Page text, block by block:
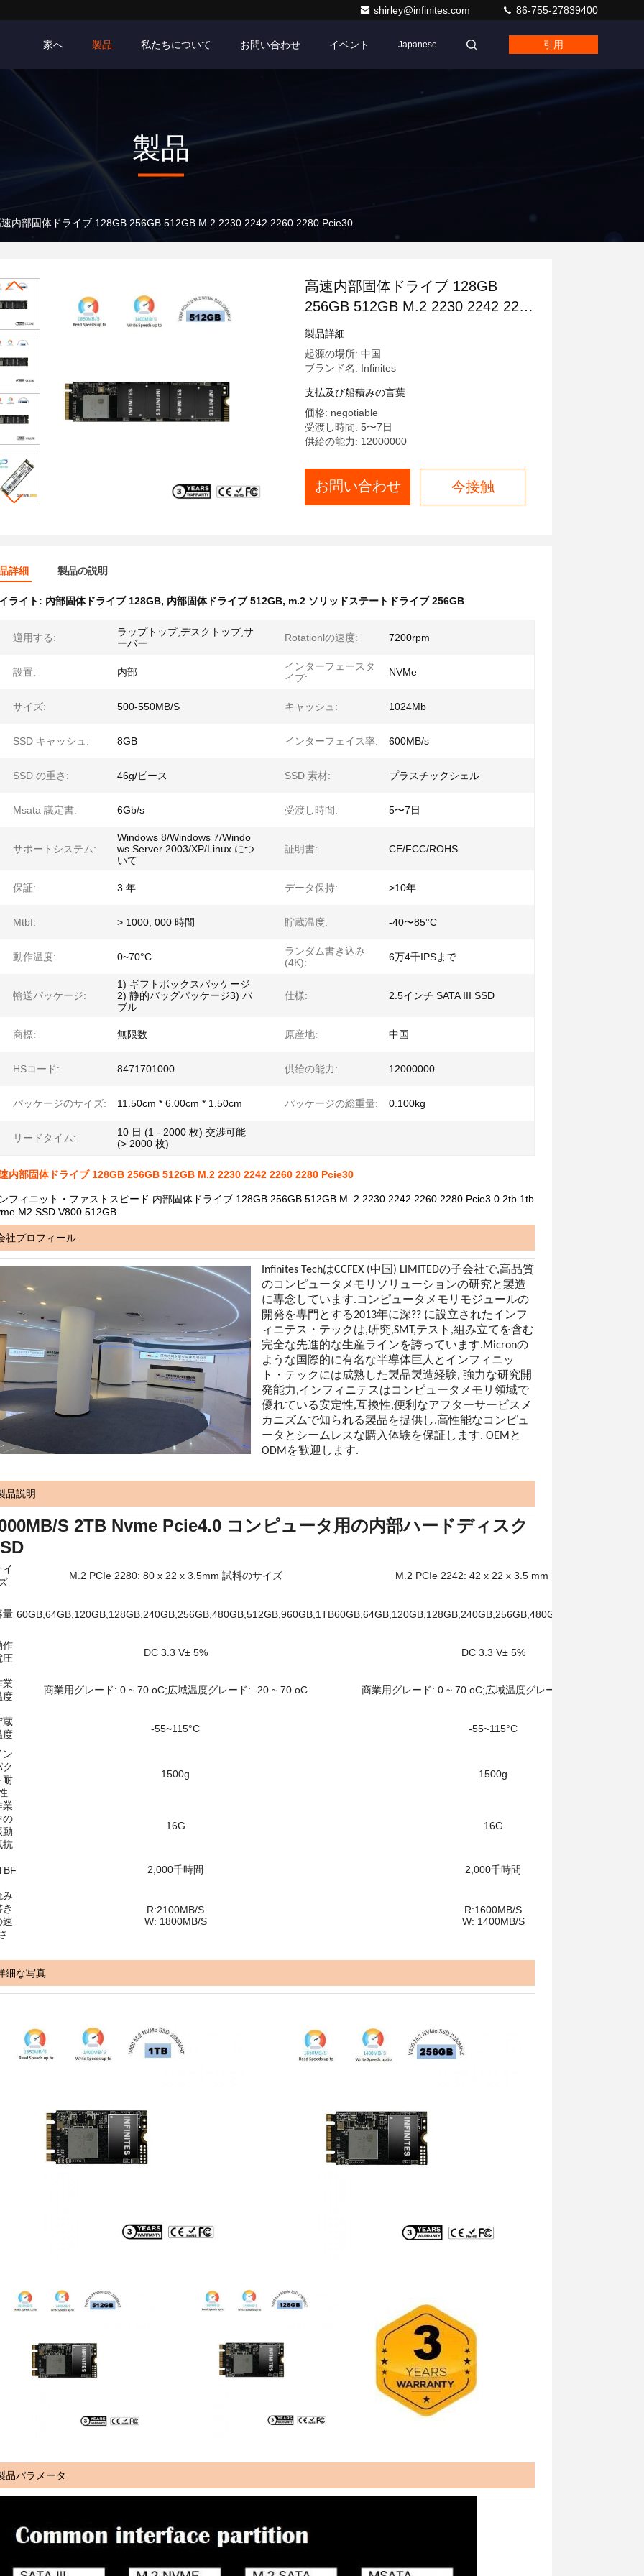
shirley@infinites.com 86-755-27839400
家へ 製品 私たちについて お問い合わせ イベント Japanese 引用
製品
内部固体ドライブ 128GB 256GB 512GB M.2 2230 2242 2260 2280 Pcie30
高速内部固体ドライブ 128GB
256GB 512GB M.2 2230 2242 2260
2280 Pcie30
製品詳細
起源の場所: 中国
ブランド名: Infinites
支払及び船積みの言葉
価格: negotiable
受渡し時間: 5〜7日
供給の能力: 12000000
お問い合わせ 今接触
詳細 製品の説明
ライト: 内部固体ドライブ 128GB, 内部固体ドライブ 512GB, m.2 ソリッドステートドライブ 256GB
適用する:
ラップトップ,デスクトップ,サ
ーバー
Rotationlの速度: 7200rpm
設置: 内部
インターフェースタ
イプ:
NVMe
サイズ: 500-550MB/S キャッシュ: 1024Mb
SSD キャッシュ: 8GB インターフェイス率: 600MB/s
SSD の重さ: 46g/ピース SSD 素材: プラスチックシェル
Msata 議定書: 6Gb/s 受渡し時間: 5〜7日
サポートシステム:
Windows 8/Windows 7/Windo
ws Server 2003/XP/Linux につ
いて
証明書: CE/FCC/ROHS
保証: 3 年 データ保持: >10年
Mtbf: > 1000, 000 時間 貯蔵温度: -40〜85°C
動作温度: 0~70°C
ランダム書き込み
(4K):
6万4千IPSまで
輸送パッケージ:
1) ギフトボックスパッケージ
2) 静的バッグパッケージ3) バ
ブル
仕様: 2.5インチ SATA III SSD
商標: 無限数 原産地: 中国
HSコード: 8471701000 供給の能力: 12000000
パッケージのサイズ: 11.50cm * 6.00cm * 1.50cm パッケージの総重量: 0.100kg
リードタイム:
10 日 (1 - 2000 枚) 交渉可能
(> 2000 枚)
内部固体ドライブ 128GB 256GB 512GB M.2 2230 2242 2260 2280 Pcie30
フィニット・ファストスピード 内部固体ドライブ 128GB 256GB 512GB M. 2 2230 2242 2260 2280 Pcie3.0 2tb 1tb
M2 SSD V800 512GB
社プロフィール
Infinites TechはCCFEX (中国) LIMITEDの子会社で,高品質
のコンピュータメモリソリューションの研究と製造
に専念しています.コンピュータメモリモジュールの
開発を専門とする2013年に深?? に設立されたインフ
ィニテス・テックは,研究,SMT,テスト,組み立てを含む
完全な先進的な生産ラインを誇っています.Micronの
ような国際的に有名な半導体巨人とインフィニッ
ト・テックには成熟した製品製造経験, 強力な研究開
発能力,インフィニテスはコンピュータメモリ領域で
優れている安定性,互換性,便利なアフターサービスメ
カニズムで知られる製品を提供し,高性能なコンピュ
ータとシームレスな購入体験を保証します. OEMと
ODMを歓迎します.
品説明
S 2TB Nvme Pcie4.0 コンピュータ用の内部ハードディスク
イ
M.2 PCIe 2280: 80 x 22 x 3.5mm 試料のサイズ M.2 PCIe 2242: 42 x 22 x 3.5 mm について
量 60GB,64GB,120GB,128GB,240GB,256GB,480GB,512GB,960GB,1TB
作
圧
DC 3.3 V± 5% DC 3.3 V± 5%
業
度
商業用グレード: 0 ~ 70 oC;広域温度グレード: -20 ~ 70 oC 商業用グレード: 0 ~ 70 oC;広域温度グレード: -20 ~ 70 oC
蔵
度
-55~115°C -55~115°C
ン
ク
耐
1500g 1500g
業
の
動
抗
16G 16G
2,000千時間 2,000千時間
み
速
R:2100MB/S
W: 1800MB/S
R:1600MB/S
W: 1400MB/S
細な写真
品パラメータ